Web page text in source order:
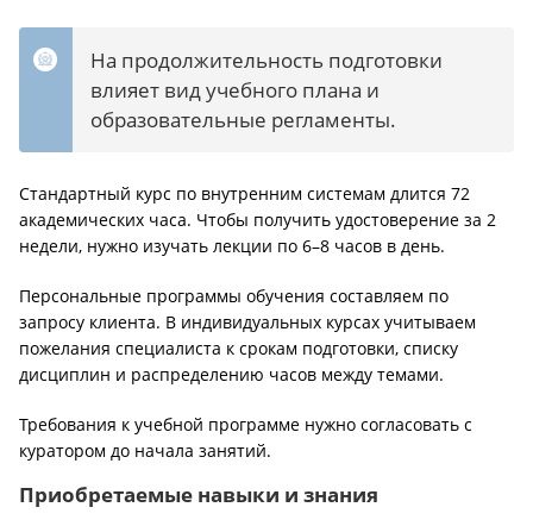
На продолжительность подготовки
влияет вид учебного плана и
образовательные регламенты.
Стандартный курс по внутренним системам длится 72
академических часа. Чтобы получить удостоверение за 2
недели, нужно изучать лекции по 6–8 часов в день.
Персональные программы обучения составляем по
запросу клиента. В индивидуальных курсах учитываем
пожелания специалиста к срокам подготовки, списку
дисциплин и распределению часов между темами.
Требования к учебной программе нужно согласовать с
куратором до начала занятий.
Приобретаемые навыки и знания